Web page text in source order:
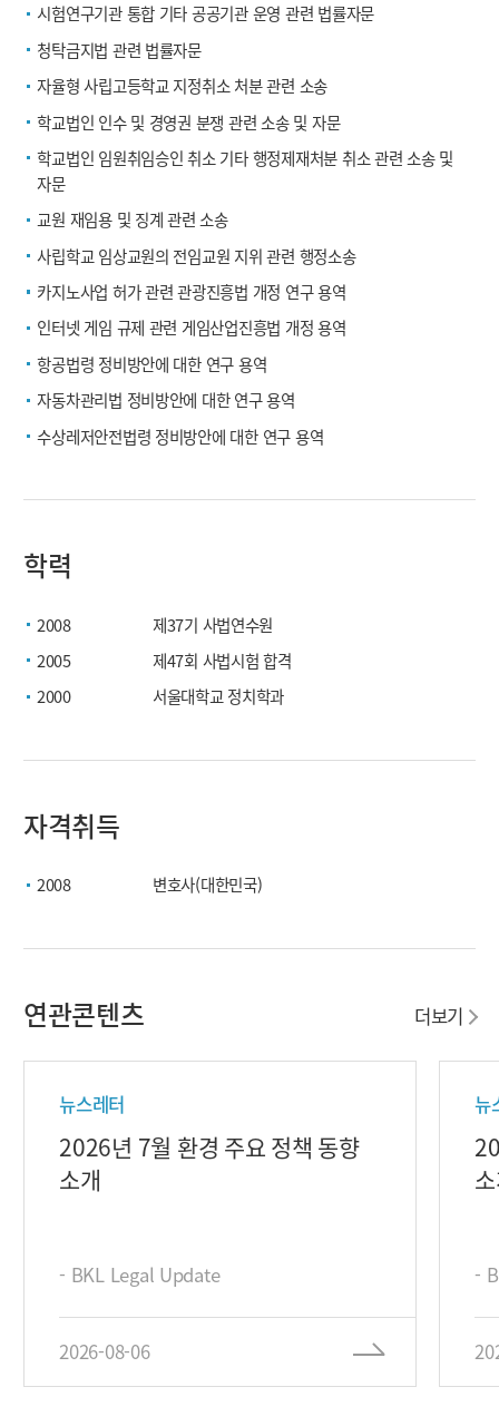
시험연구기관 통합 기타 공공기관 운영 관련 법률자문
청탁금지법 관련 법률자문
자율형 사립고등학교 지정취소 처분 관련 소송
학교법인 인수 및 경영권 분쟁 관련 소송 및 자문
학교법인 임원취임승인 취소 기타 행정제재처분 취소 관련 소송 및
자문
교원 재임용 및 징계 관련 소송
사립학교 임상교원의 전임교원 지위 관련 행정소송
카지노사업 허가 관련 관광진흥법 개정 연구 용역
인터넷 게임 규제 관련 게임산업진흥법 개정 용역
항공법령 정비방안에 대한 연구 용역
자동차관리법 정비방안에 대한 연구 용역
수상레저안전법령 정비방안에 대한 연구 용역
학력
2008
제37기 사법연수원
2005
제47회 사법시험 합격
2000
서울대학교 정치학과
자격취득
2008 변호사(대한민국)
연관콘텐츠 더보기
뉴스레터
2026년 7월 환경 주요 정책 동향
소개
- BKL Legal Update
2026-08-06
뉴
-